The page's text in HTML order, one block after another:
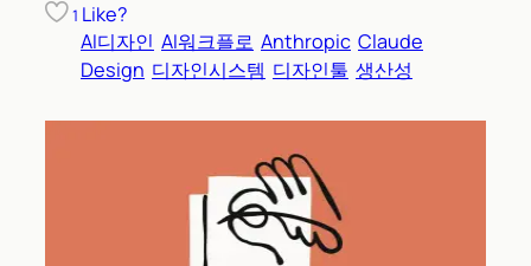
1 Like?
AI디자인 AI워크플로 Anthropic Claude
Design 디자인시스템 디자인툴 생산성